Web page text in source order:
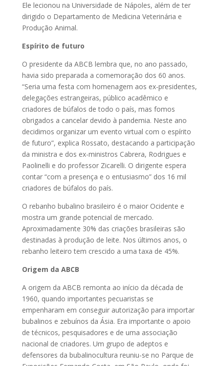
Ele lecionou na Universidade de Nápoles, além de ter
dirigido o Departamento de Medicina Veterinária e
Produção Animal.
Espírito de futuro
O presidente da ABCB lembra que, no ano passado,
havia sido preparada a comemoração dos 60 anos.
“Seria uma festa com homenagem aos ex-presidentes,
delegações estrangeiras, público acadêmico e
criadores de búfalos de todo o país, mas fomos
obrigados a cancelar devido à pandemia. Neste ano
decidimos organizar um evento virtual com o espírito
de futuro”, explica Rossato, destacando a participação
da ministra e dos ex-ministros Cabrera, Rodrigues e
Paolinelli e do professor Zicarelli. O dirigente espera
contar “com a presença e o entusiasmo” dos 16 mil
criadores de búfalos do país.
O rebanho bubalino brasileiro é o maior Ocidente e
mostra um grande potencial de mercado.
Aproximadamente 30% das criações brasileiras são
destinadas à produção de leite. Nos últimos anos, o
rebanho leiteiro tem crescido a uma taxa de 45%.
Origem da ABCB
A origem da ABCB remonta ao início da década de
1960, quando importantes pecuaristas se
empenharam em conseguir autorização para importar
bubalinos e zebuínos da Ásia. Era importante o apoio
de técnicos, pesquisadores e de uma associação
nacional de criadores. Um grupo de adeptos e
defensores da bubalinocultura reuniu-se no Parque de